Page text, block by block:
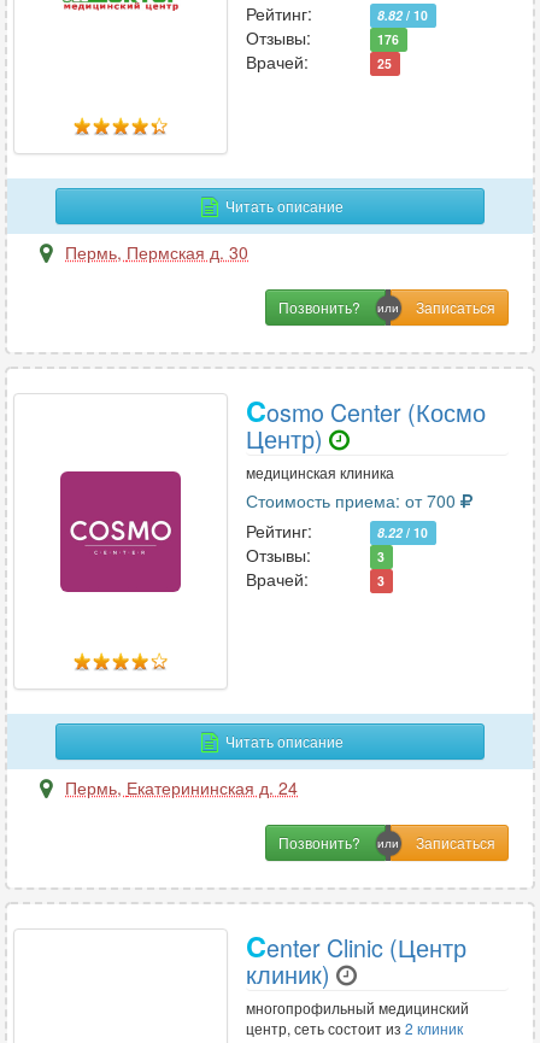
Рейтинг:
8.82 / 10
Отзывы: 176
Врачей: 25
Читать описание
Пермь, Пермская д. 30
Позвонить?
Cosmo Center (Космо
Центр)
медицинская клиника
Стоимость приема: от 700
Рейтинг:
8.22 / 10
Отзывы: 3
Врачей: 3
Читать описание
Пермь, Екатерининская д. 24
Позвонить?
Center Clinic (Центр
клиник)
многопрофильный медицинский
центр, сеть состоит из 2 клиник